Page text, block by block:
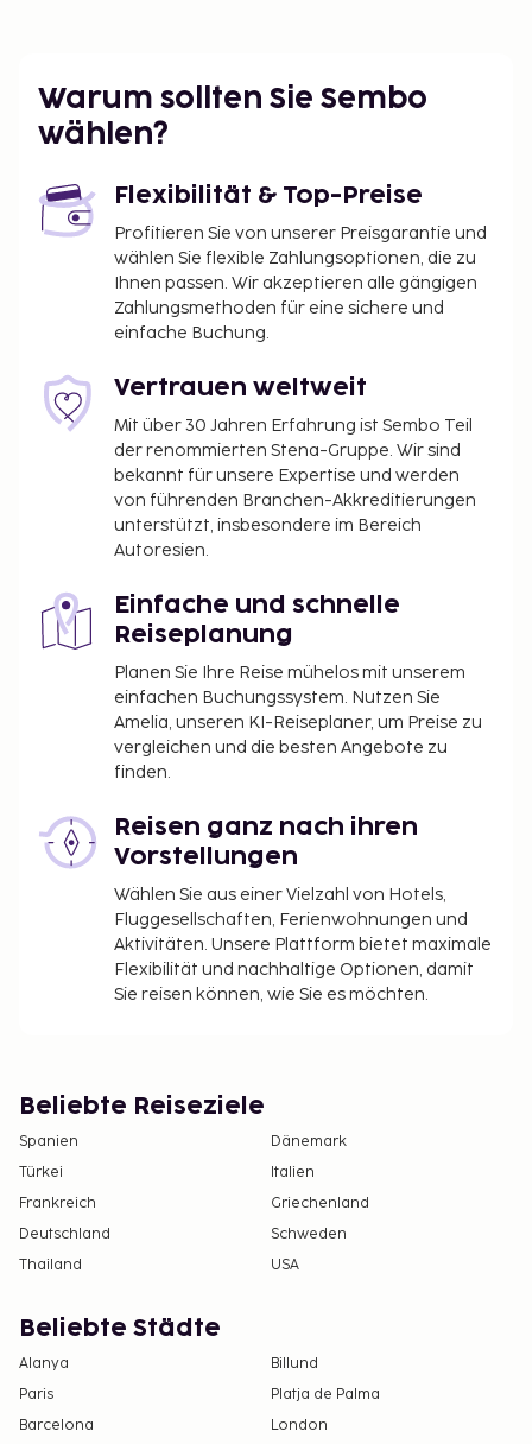
Warum sollten Sie Sembo
wählen?
Flexibilität & Top-Preise
Profitieren Sie von unserer Preisgarantie und
wählen Sie flexible Zahlungsoptionen, die zu
Ihnen passen. Wir akzeptieren alle gängigen
Zahlungsmethoden für eine sichere und
einfache Buchung.
Vertrauen weltweit
Mit über 30 Jahren Erfahrung ist Sembo Teil
der renommierten Stena-Gruppe. Wir sind
bekannt für unsere Expertise und werden
von führenden Branchen-Akkreditierungen
unterstützt, insbesondere im Bereich
Autoresien.
Einfache und schnelle
Reiseplanung
Planen Sie Ihre Reise mühelos mit unserem
einfachen Buchungssystem. Nutzen Sie
Amelia, unseren KI-Reiseplaner, um Preise zu
vergleichen und die besten Angebote zu
finden.
Reisen ganz nach ihren
Vorstellungen
Wählen Sie aus einer Vielzahl von Hotels,
Fluggesellschaften, Ferienwohnungen und
Aktivitäten. Unsere Plattform bietet maximale
Flexibilität und nachhaltige Optionen, damit
Sie reisen können, wie Sie es möchten.
Beliebte Reiseziele
Spanien
Dänemark
Türkei
Italien
Frankreich
Griechenland
Deutschland
Schweden
Thailand
USA
Beliebte Städte
Alanya
Billund
Paris
Platja de Palma
Barcelona
London